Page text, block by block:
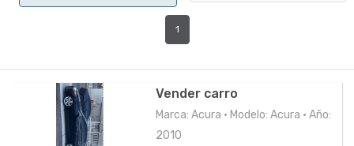
1
Vender carro
Marca: Acura • Modelo: Acura • Año:
2010